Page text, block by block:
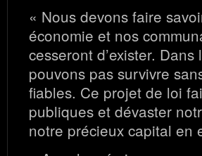
« Nous devons faire
économie et nos
cesseront d’exister.
pouvons pas survivre
fiables. Ce projet de loi
publiques et dévaster
notre précieux capital en